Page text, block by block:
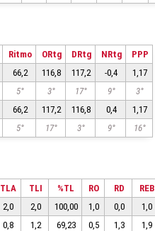
Ritmo ORtg DRtg NRtg
PPP
66,2 116,8 117,2 -0,4
1,17
5° 3° 17° 9°
3°
66,2 117,2 116,8 0,4
1,17
5° 17° 3° 9° 16°
TLA TLI %TL RO RD REB
2,0 2,0 100,00 1,0 0,0 1,0
0,8 1,2 69,23 0,5 1,3 1,9